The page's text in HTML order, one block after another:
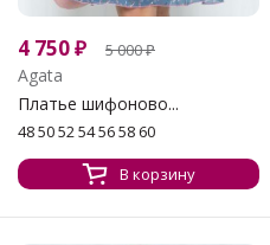
4 750₽ 5 000₽
Agata
Платье шифоново...
48 50 52 54 56 58 60
В корзину